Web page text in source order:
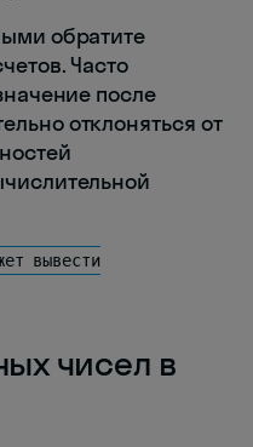
обратите
Часто
после
отклоняться от
вывести
чисел в